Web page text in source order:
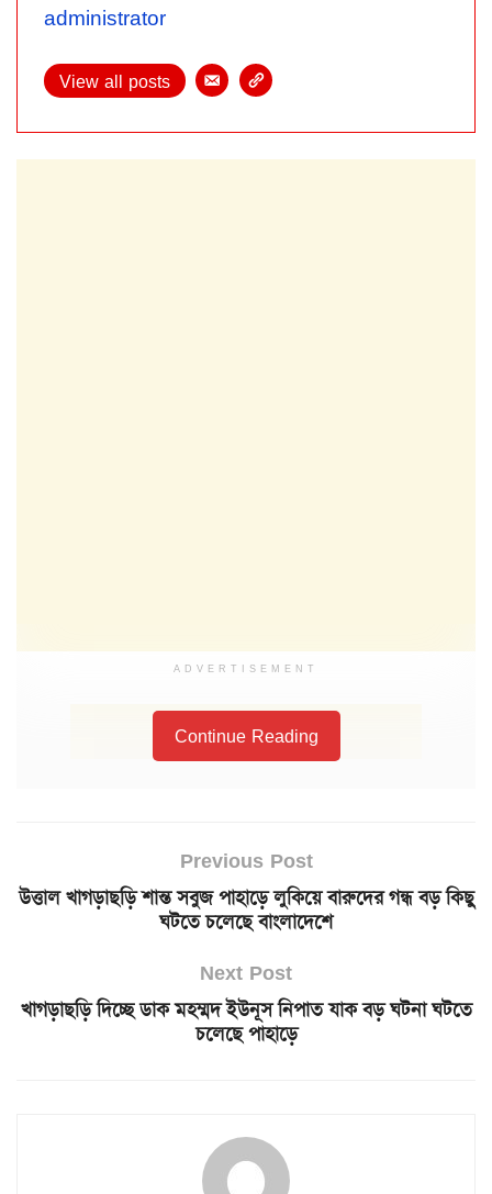
administrator
View all posts
ADVERTISEMENT
Continue Reading
Previous Post
উত্তাল খাগড়াছড়ি শান্ত সবুজ পাহাড়ে লুকিয়ে বারুদের গন্ধ বড় কিছু
ঘটতে চলেছে বাংলাদেশে
Next Post
খাগড়াছড়ি দিচ্ছে ডাক মহম্মদ ইউনূস নিপাত যাক বড় ঘটনা ঘটতে
চলেছে পাহাড়ে